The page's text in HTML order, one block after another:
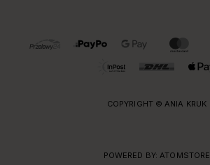
OBSŁUGIWANE FORMY PŁATNOŚCI I DOSTAWY
COPYRIGHT © ANIA KRUK
POWERED BY: ATOMSTORE